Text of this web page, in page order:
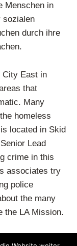
Menschen in
sozialen
durch ihre
City East in
that
Many
homeless
located in Skid
Lead
crime in this
associates try
police
the many
the LA Mission.